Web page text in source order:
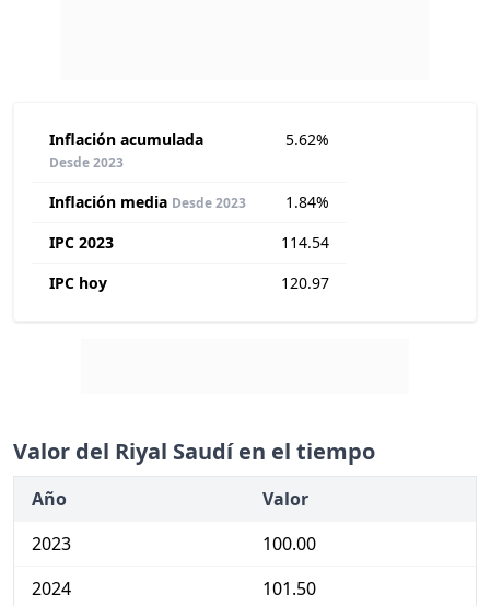
Inflación acumulada
Desde 2023
5.62%
Inflación media Desde 2023
1.84%
IPC 2023
114.54
IPC hoy
120.97
Valor del Riyal Saudí en el tiempo
Año
Valor
2023
100.00
2024
101.50